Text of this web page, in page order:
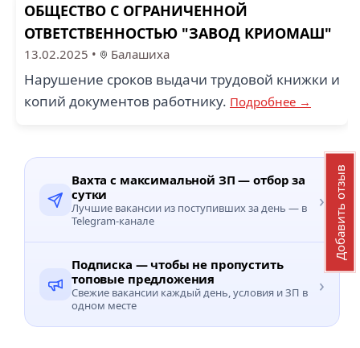
ОБЩЕСТВО С ОГРАНИЧЕННОЙ
ОТВЕТСТВЕННОСТЬЮ "ЗАВОД КРИОМАШ"
13.02.2025 • Балашиха
Нарушение сроков выдачи трудовой книжки и
копий документов работнику. Подробнее →
Вахта с максимальной ЗП — отбор за
сутки
Лучшие вакансии из поступивших за день — в
Telegram-канале
›
Подписка — чтобы не пропустить
топовые предложения
Свежие вакансии каждый день, условия и ЗП в
одном месте
›
Добавить отзыв